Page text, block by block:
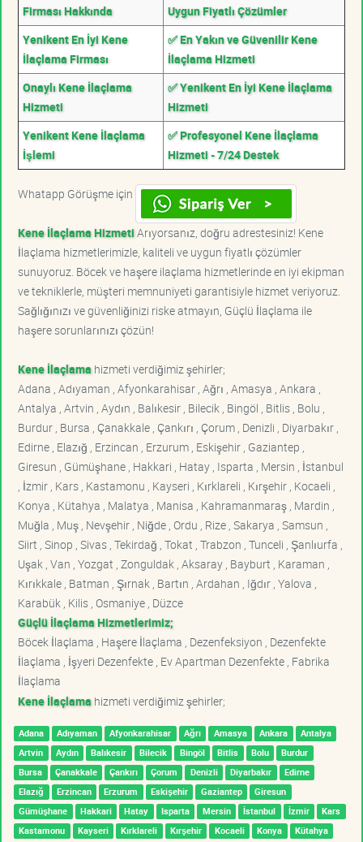
Firması Hakkında
Uygun Fiyatlı Çözümler
Yenikent En İyi Kene
İlaçlama Firması
✅ En Yakın ve Güvenilir Kene
İlaçlama Hizmeti
Onaylı Kene İlaçlama
Hizmeti
✅ Yenikent En İyi Kene İlaçlama
Hizmeti
Yenikent Kene İlaçlama
İşlemi
✅ Profesyonel Kene İlaçlama
Hizmeti - 7/24 Destek
Whatapp Görüşme için
Kene İlaçlama HizmetiArıyorsanız, doğru adrestesiniz! Kene
İlaçlama hizmetlerimizle, kaliteli ve uygun fiyatlı çözümler
sunuyoruz. Böcek ve haşere ilaçlama hizmetlerinde en iyi ekipman
ve tekniklerle, müşteri memnuniyeti garantisiyle hizmet veriyoruz.
Sağlığınızı ve güvenliğinizi riske atmayın, Güçlü İlaçlama ile
haşere sorunlarınızı çözün!
Kene İlaçlama hizmeti verdiğimiz şehirler;
Adana , Adıyaman , Afyonkarahisar , Ağrı , Amasya , Ankara ,
Antalya , Artvin , Aydın , Balıkesir , Bilecik , Bingöl , Bitlis , Bolu ,
Burdur , Bursa , Çanakkale , Çankırı , Çorum , Denizli , Diyarbakır ,
Edirne , Elazığ , Erzincan , Erzurum , Eskişehir , Gaziantep ,
Giresun , Gümüşhane , Hakkari , Hatay , Isparta , Mersin , İstanbul
, İzmir , Kars , Kastamonu , Kayseri , Kırklareli , Kırşehir , Kocaeli ,
Konya , Kütahya , Malatya , Manisa , Kahramanmaraş , Mardin ,
Muğla , Muş , Nevşehir , Niğde , Ordu , Rize , Sakarya , Samsun ,
Siirt , Sinop , Sivas , Tekirdağ , Tokat , Trabzon , Tunceli , Şanlıurfa ,
Uşak , Van , Yozgat , Zonguldak , Aksaray , Bayburt , Karaman ,
Kırıkkale , Batman , Şırnak , Bartın , Ardahan , Iğdır , Yalova ,
Karabük , Kilis , Osmaniye , Düzce
Güçlü İlaçlama Hizmetlerimiz;
Böcek İlaçlama , Haşere İlaçlama , Dezenfeksiyon , Dezenfekte
İlaçlama , İşyeri Dezenfekte , Ev Apartman Dezenfekte , Fabrika
İlaçlama
Kene İlaçlama hizmeti verdiğimiz şehirler;
Adana Adıyaman Afyonkarahisar Ağrı Amasya Ankara
Antalya
Artvin
Aydın Balıkesir Bilecik Bingöl Bitlis Bolu
Burdur
Bursa
Çanakkale Çankırı Çorum Denizli Diyarbakır
Edirne
Elazığ
Erzincan Erzurum Eskişehir Gaziantep
Giresun
Gümüşhane
Hakkari Hatay Isparta Mersin İstanbul İzmir
Kars
Kastamonu
Kayseri Kırklareli Kırşehir Kocaeli Konya Kütahya